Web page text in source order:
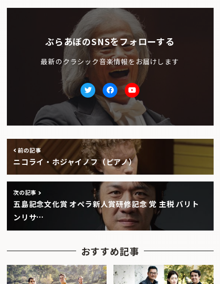
ぶらあぼのSNSをフォローする
最新のクラシック音楽情報をお届けします
TwitterfacebookYoutube
前の記事
ニコライ・ホジャイノフ（ピアノ）
次の記事
五島記念文化賞 オペラ新人賞研修記念 党 主税 バリト
ンリサ…
おすすめ記事